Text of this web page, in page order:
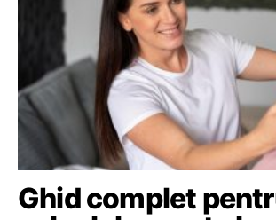
Ghid complet